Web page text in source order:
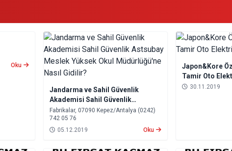
Oku
Jandarma ve Sahil Güvenlik
Akademisi Sahil Güvenlik
Astsubay Meslek Yüksek Okul
Müdürlüğü'ne Nasıl Gidilir?
Fabrikalar, 07090 Kepez/Antalya (0242)
742 05 76
05.12.2019
Oku
Japon&Kore
Tamir Oto
30.11.2019